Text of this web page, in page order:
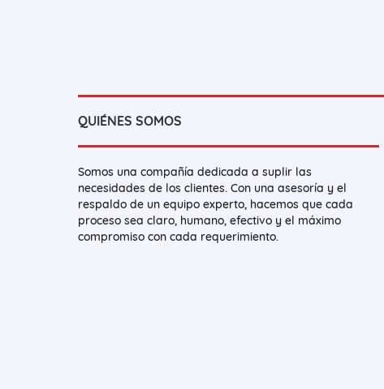
QUIÉNES SOMOS
Somos una compañía dedicada a suplir las
necesidades de los clientes. Con una asesoría y el
respaldo de un equipo experto, hacemos que cada
proceso sea claro, humano, efectivo y el máximo
compromiso con cada requerimiento.